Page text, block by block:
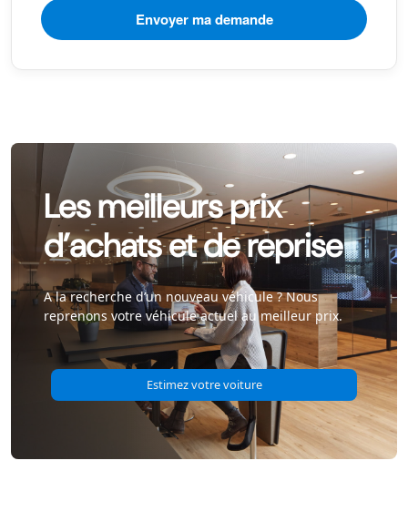
Les meilleurs prix
d’achats et de reprise
A la recherche d’un nouveau véhicule ? Nous
reprenons votre véhicule actuel au meilleur prix.
Estimez votre voiture